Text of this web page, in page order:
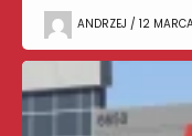
ANDRZEJ / 12